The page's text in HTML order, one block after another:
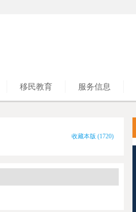
移民教育 服务信息
收藏本版 (1720)